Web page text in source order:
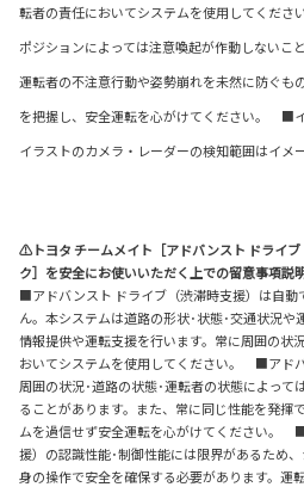
転者の責任においてシステムを使用してくだ
ポジションによっては注意喚起が作動しないこ
運転者の不注意行動や姿勢崩れを未然に防ぐも
を把握し、安全運転を心がけてください。 ■
イラストのカメラ・レーダーの検知範囲はイメー
⚠トヨタ チームメイト［アドバンスト ドライ
ク］を安全にお使いいただく上での留意事項説
■アドバンスト ドライブ（渋滞時支援）は自動
ん。本システムは道路の形状･状態･交通状況や
情報提供や運転支援を行います。常に周囲の状
おいてシステムを使用してください。 ■アド
周囲の状況･道路の状態･運転者の状態によって
ることがあります。また、常に同じ性能を発揮
ムを過信せず安全運転を心がけてください。
援）の認識性能･制御性能には限界があるため
身の操作で安全を確保する必要があります。運